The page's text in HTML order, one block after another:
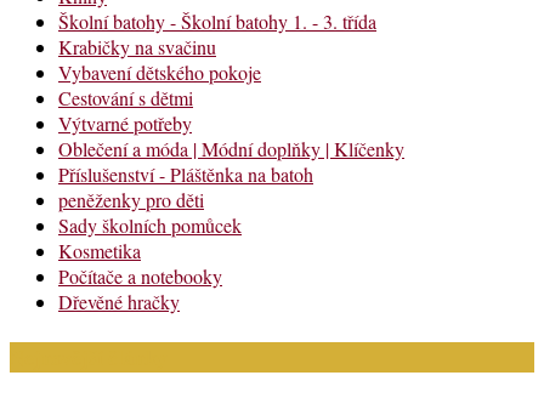
Školní batohy - Školní batohy 1. - 3. třída
Krabičky na svačinu
Vybavení dětského pokoje
Cestování s dětmi
Výtvarné potřeby
Oblečení a móda | Módní doplňky | Klíčenky
Příslušenství - Pláštěnka na batoh
peněženky pro děti
Sady školních pomůcek
Kosmetika
Počítače a notebooky
Dřevěné hračky